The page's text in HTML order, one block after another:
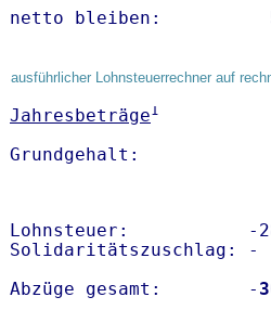
netto bleiben:
ausführlicher Lohnsteuerrechner auf
Jahresbeträge1
Lohnsteuer:           -
Solidaritätszuschlag: -
Abzüge gesamt:        -